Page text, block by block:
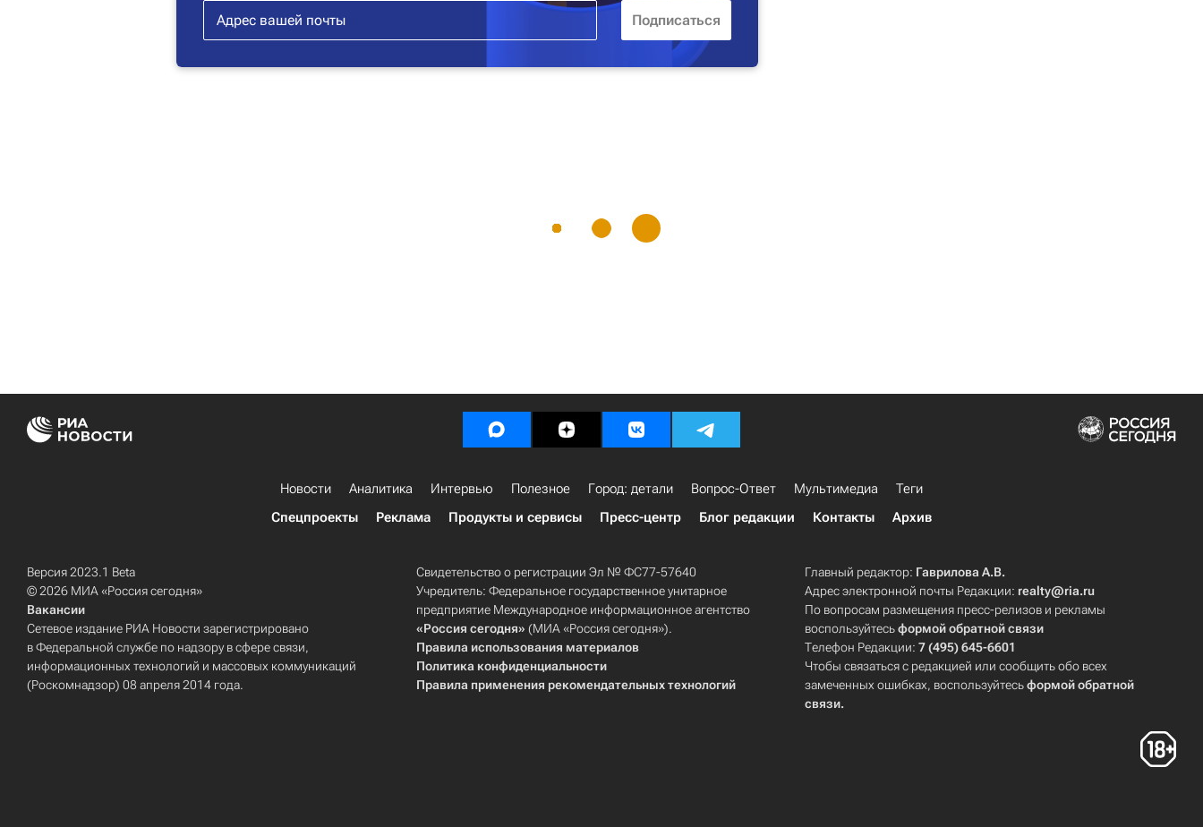
Новости Аналитика Интервью Полезное Город: детали Вопрос-Ответ Мультимедиа
Теги
Спецпроекты
Реклама Продукты и сервисы Пресс-центр Блог редакции Контакты Архив
Версия 2023.1 Beta
© 2026 МИА «Россия сегодня»
Вакансии
Сетевое издание РИА Новости зарегистрировано
в Федеральной службе по надзору в сфере связи,
информационных технологий и массовых коммуникаций
(Роскомнадзор) 08 апреля 2014 года.
Свидетельство о регистрации Эл № ФС77-57640
Учредитель: Федеральное государственное унитарное
предприятие Международное информационное агентство
«Россия сегодня» (МИА «Россия сегодня»).
Правила использования материалов
Политика конфиденциальности
Правила применения рекомендательных технологий
Главный редактор: Гаврилова А.В.
Адрес электронной почты Редакции: realty@ria.ru
По вопросам размещения пресс-релизов и рекламы
воспользуйтесьформой обратной связи
Телефон Редакции:7 (495) 645-6601
Чтобы связаться с редакцией или сообщить обо всех
замеченных ошибках, воспользуйтесьформой обратной
связи.